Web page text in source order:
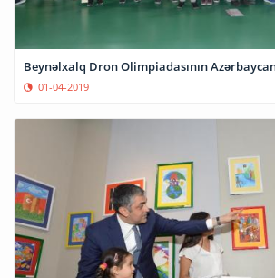
Beynəlxalq Dron Olimpiadasının
01-04-2019